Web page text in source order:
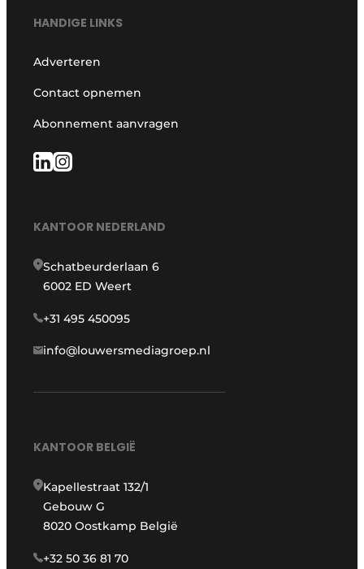
HANDIGE LINKS
Adverteren
Contact opnemen
Abonnement aanvragen
KANTOOR NEDERLAND
Schatbeurderlaan 6
6002 ED Weert
+31 495 450095
info@louwersmediagroep.nl
KANTOOR BELGIË
Kapellestraat 132/1
Gebouw G
8020 Oostkamp België
+32 50 36 81 70